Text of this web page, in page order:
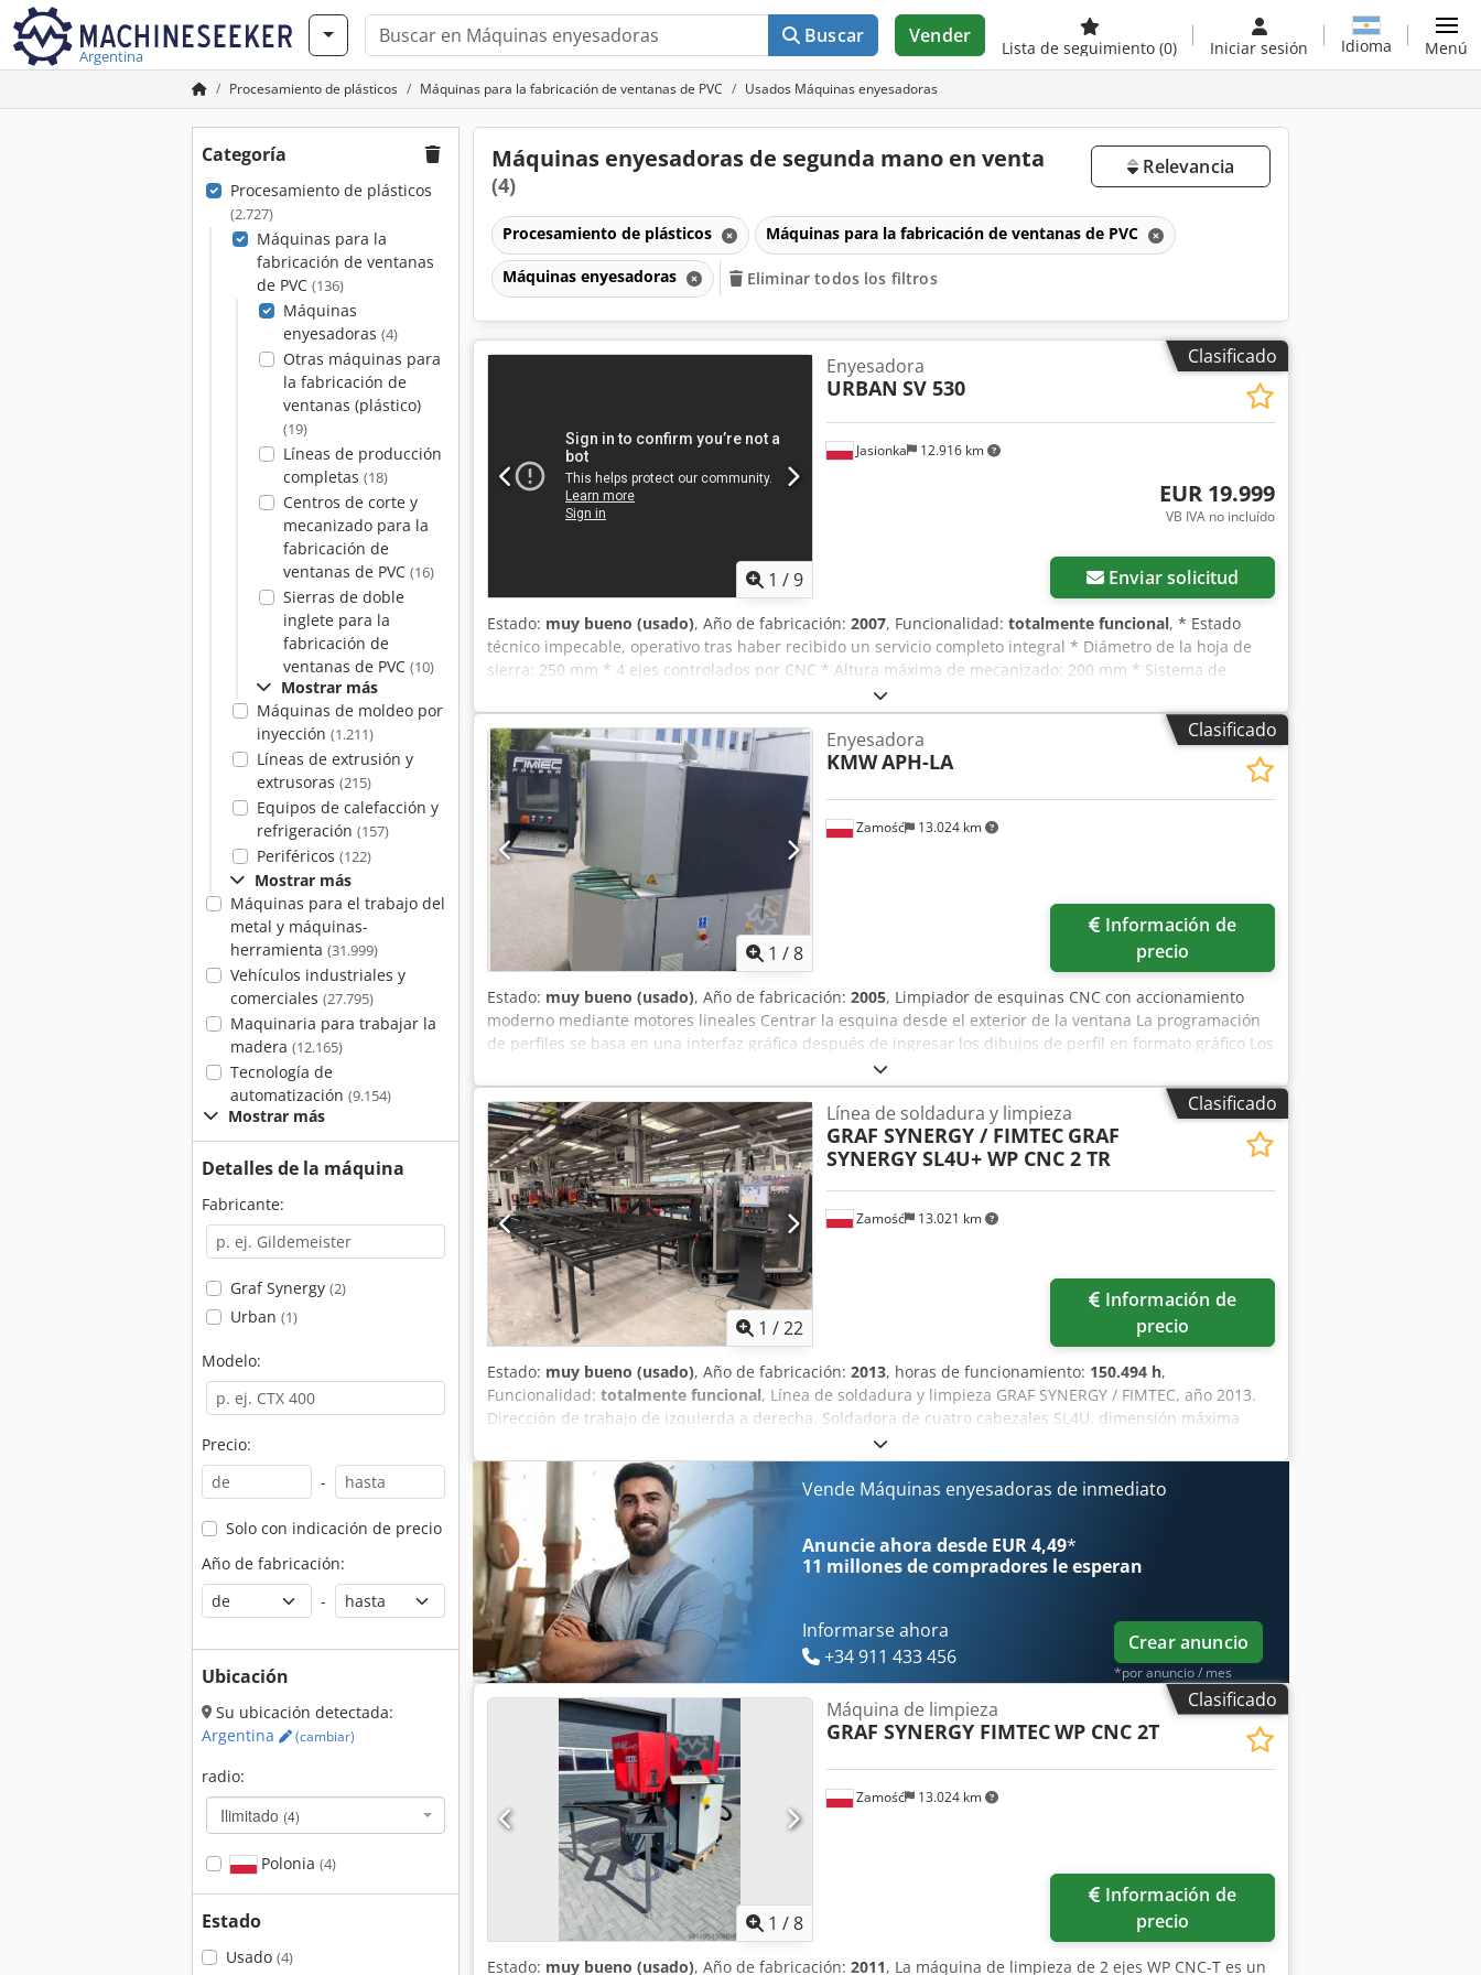
Argentina
Buscar Vender
Lista de seguimiento (0) Iniciar sesión Idioma Menú
Procesamiento de plásticos Máquinas para la fabricación de ventanas de PVC Usados Máquinas enyesadoras
Categoría
Procesamiento de plásticos
(2.727)
Máquinas para la
fabricación de ventanas
de PVC (136)
Máquinas
enyesadoras (4)
Otras máquinas para
la fabricación de
ventanas (plástico)
(19)
Líneas de producción
completas (18)
Centros de corte y
mecanizado para la
fabricación de
ventanas de PVC (16)
Sierras de doble
inglete para la
fabricación de
ventanas de PVC (10)
Mostrar más
Máquinas de moldeo por
inyección (1.211)
Líneas de extrusión y
extrusoras (215)
Equipos de calefacción y
refrigeración (157)
Periféricos (122)
Mostrar más
Máquinas para el trabajo del
metal y máquinas-
herramienta (31.999)
Vehículos industriales y
comerciales (27.795)
Maquinaria para trabajar la
madera (12.165)
Tecnología de
automatización (9.154)
Mostrar más
Detalles de la máquina
Fabricante:
Graf Synergy (2)
Urban (1)
Modelo:
Precio:
-
Solo con indicación de precio
Año de fabricación:
-
Ubicación
Su ubicación detectada:
Argentina
(cambiar)
radio:
Ilimitado (4)
Polonia (4)
Estado
Usado (4)
Máquinas enyesadoras de segunda mano en venta
(4)
Relevancia
Procesamiento de plásticos Máquinas para la fabricación de ventanas de PVC
Máquinas enyesadoras Eliminar todos los filtros
Clasificado
1 /9
Jasionka 12.916 km
Enyesadora
URBAN SV 530
EUR 19.999
VB IVA no incluído
Enviar solicitud
Estado: muy bueno (usado), Año de fabricación: 2007, Funcionalidad: totalmente funcional, * Estado
técnico impecable, operativo tras haber recibido un servicio completo integral * Diámetro de la hoja de
sierra: 250 mm * 4 ejes controlados por CNC * Altura máxima de mecanizado: 200 mm * Sistema de
reconocimiento de perfiles Crodpfxjxx Rtcj Afisf * 2 cuchillas para ranurado (superior e inferior) + otras
herramientas
Clasificado
1 /8
Zamość 13.024 km
Enyesadora
KMWAPH-LA
precio
Estado: muy bueno (usado), Año de fabricación: 2005, Limpiador de esquinas CNC con accionamiento
moderno mediante motores lineales Centrar la esquina desde el exterior de la ventana La programación
de perfiles se basa en una interfaz gráfica después de ingresar los dibujos de perfil en formato gráfico Los
movimientos de herramientas con curvas NC facilitan la creación y edición de programas Posibilidad de
instalar hasta 19 herramientas unidad de fresadora de disco Panel de operador libremente programable
con Monitor TFT de 17 pulgadas y teclado Credpfswh R Tkex Afiof Sistema operativo Windows
Posicionamiento mediante motores lineales Altura del perfil 45-130 mm (opcionalmente 180 mm) Ancho
de perfil 50-130 mm mín. tamaño de la ventana que se abre hacia afuera 320x320
Clasificado
1 /22
Zamość 13.021 km
Línea de soldadura y limpieza
GRAF SYNERGY / FIMTEC GRAF
SYNERGY SL4U+ WP CNC 2 TR
precio
Estado: muy bueno (usado), Año de fabricación: 2013, horas de funcionamiento: 150.494 h,
Funcionalidad: totalmente funcional, Línea de soldadura y limpieza GRAF SYNERGY / FIMTEC, año 2013.
Dirección de trabajo de izquierda a derecha. Soldadora de cuatro cabezales SL4U, dimensión máxima
2800 x 3200 mm, mínima 400 mm, rebaba 0,2 mm. Limpiadora WP CNC 2 TR. Estación de enfriamiento.
Cuchillas para limpieza de superficies planas con ranura y superficies lisas. Solo realizó 150494 ciclos –
estado técnico muy bueno. Crodpfxsyyxvwj AfiofVende Máquinas enyesadoras de inmediato
Anuncie ahora desde EUR 4,49*
11 millones de compradores le esperan
Informarse ahora
+34 911 433 456
Crear anuncio
*por anuncio / mes
Clasificado
1 /8
Zamość 13.024 km
Máquina de limpieza
GRAF SYNERGY FIMTECWP CNC 2T
precio
Estado: muy bueno (usado), Año de fabricación: 2011, La máquina de limpieza de 2 ejes WP CNC-T es un